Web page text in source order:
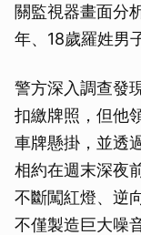
關監視器畫面分
年、18歲羅姓男
警方深入調查發
扣繳牌照，但他
車牌懸掛，並透
相約在週末深夜
不斷闖紅燈、逆
不僅製造巨大噪